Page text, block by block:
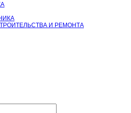
И РЕМОНТА